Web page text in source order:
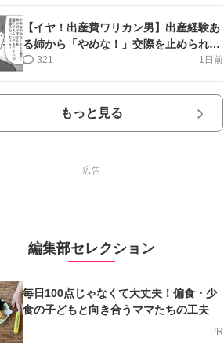
【イヤ！出産費ワリカン男】出産経験あ
る姉から「やめな！」交際を止められ＜
第12話＞#4コマ母道場
1日前
321
もっと見る
広告
編集部セレクション
毎日100点じゃなくて大丈夫！偏食・少
食の子どもと向き合うママたちの工夫
PR